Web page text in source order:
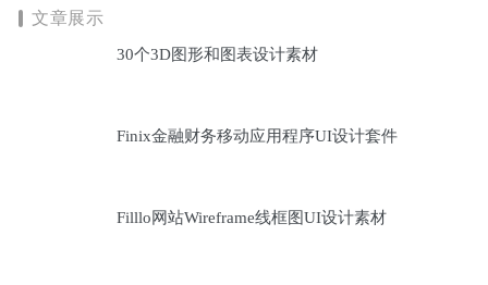
文章展示
30个3D图形和图表设计素材
Finix金融财务移动应用程序UI设计套件
Filllo网站Wireframe线框图UI设计素材